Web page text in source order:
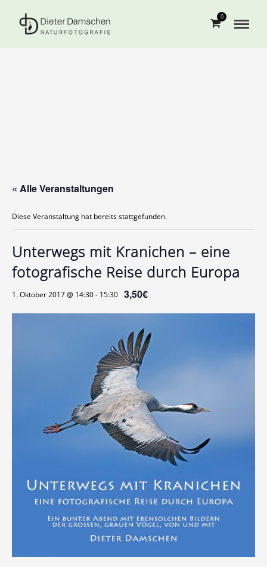
0
« Alle Veranstaltungen
Diese Veranstaltung hat bereits stattgefunden.
Unterwegs mit Kranichen – eine
fotografische Reise durch Europa
1. Oktober 2017 @ 14:30- 15:30 3,50€